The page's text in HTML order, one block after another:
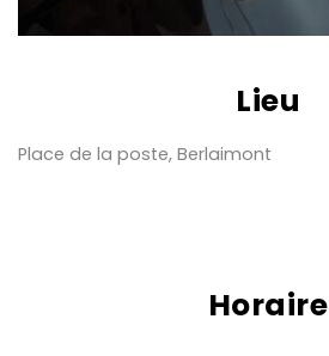
Lieu
Place de la poste, Berlaimont
Horaire